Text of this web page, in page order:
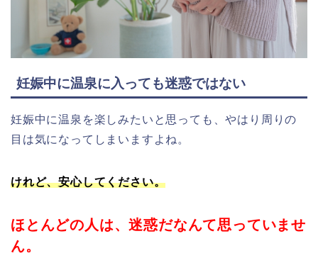
妊娠中に温泉に入っても迷惑ではない
妊娠中に温泉を楽しみたいと思っても、やはり周りの
目は気になってしまいますよね。
けれど、安心してください。
ほとんどの人は、迷惑だなんて思っていませ
ん。